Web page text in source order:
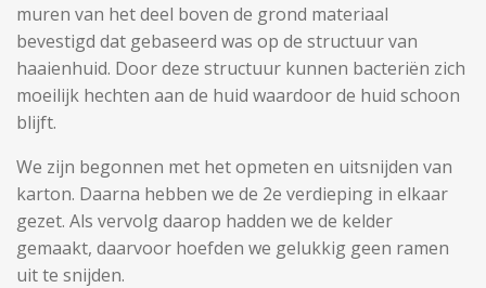
muren van het deel boven de grond materiaal
bevestigd dat gebaseerd was op de structuur van
haaienhuid. Door deze structuur kunnen bacteriën zich
moeilijk hechten aan de huid waardoor de huid schoon
blijft.
We zijn begonnen met het opmeten en uitsnijden van
karton. Daarna hebben we de 2e verdieping in elkaar
gezet. Als vervolg daarop hadden we de kelder
gemaakt, daarvoor hoefden we gelukkig geen ramen
uit te snijden.